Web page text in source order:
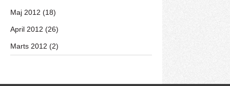
Maj 2012 (18)
April 2012 (26)
Marts 2012 (2)